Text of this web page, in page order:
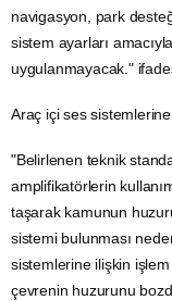
navigasyon, park
sistem ayarları
uygulanmayacak."
Araç içi ses
"Belirlenen teknik
amplifikatörlerin
taşarak kamunun
sistemi bulunması
sistemlerine ilişkin
çevrenin huzurunu